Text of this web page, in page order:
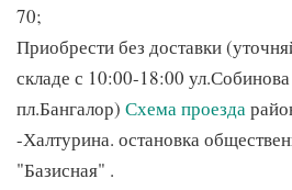
70;
Приобрести без доставки
складе с 10:00-18:00
пл.Бангалор) Схема проезда
-Халтурина. остановка
"Базисная" .